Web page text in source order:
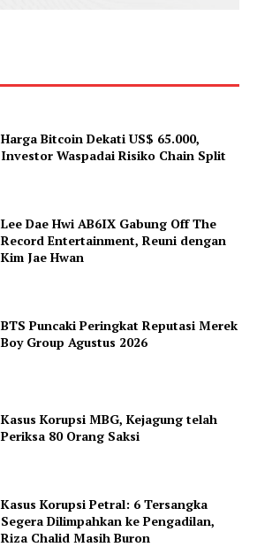
Harga Bitcoin Dekati US$ 65.000,
Investor Waspadai Risiko Chain Split
Lee Dae Hwi AB6IX Gabung Off The
Record Entertainment, Reuni dengan
Kim Jae Hwan
BTS Puncaki Peringkat Reputasi Merek
Boy Group Agustus 2026
Kasus Korupsi MBG, Kejagung telah
Periksa 80 Orang Saksi
Kasus Korupsi Petral: 6 Tersangka
Segera Dilimpahkan ke Pengadilan,
Riza Chalid Masih Buron